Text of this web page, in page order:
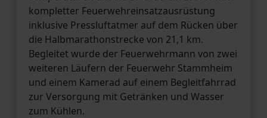
kompletter Feuerwehreinsatzausrüstung
inklusive Pressluftatmer auf dem Rücken über
die Halbmarathonstrecke von 21,1 km.
Begleitet wurde der Feuerwehrmann von zwei
weiteren Läufern der Feuerwehr Stammheim
und einem Kamerad auf einem Begleitfahrrad
zur Versorgung mit Getränken und Wasser
zum Kühlen.